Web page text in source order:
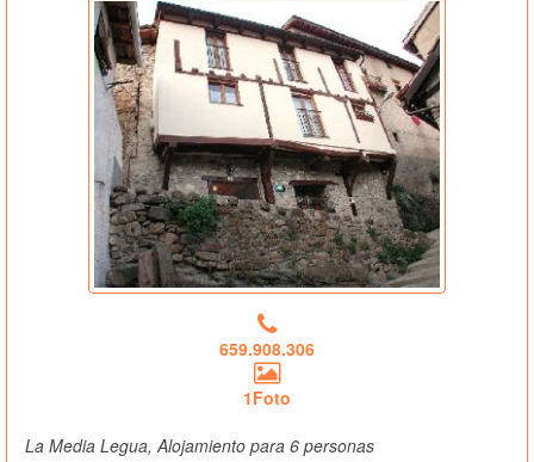
659.908.306
1Foto
La Media Legua, Alojamiento para 6 personas